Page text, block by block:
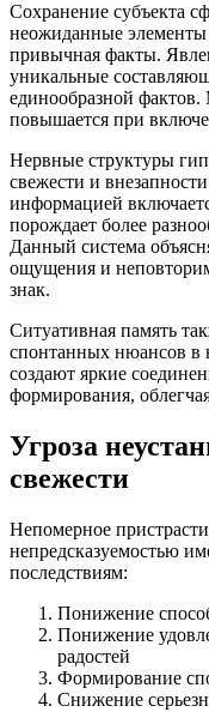
Сохранение субъекта
неожиданные
привычная факты.
уникальные
единообразной
повышается при
Нервные структуры
свежести и
информацией
порождает более
Данный система
ощущения и
знак.
Ситуативная память
спонтанных нюансов в
создают яркие
формирования,
Угроза
свежести
Непомерное
непредсказуемостью
последствиям:
Понижение
Понижение
радостей
Формирование
Снижение